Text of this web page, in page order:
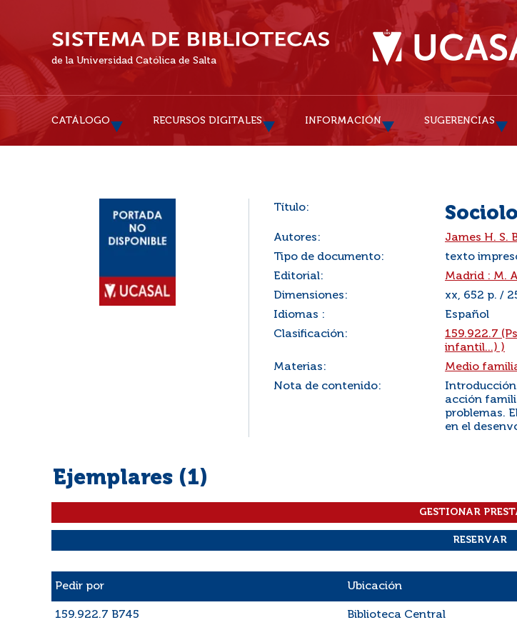
de la Universidad Católica de Salta
CATÁLOGO RECURSOS DIGITALES INFORMACIÓN SUGERENCIAS
Título:
Autores: James H. S.
Tipo de documento:
texto
Editorial:
Madrid : M.
Dimensiones:
xx, 652 p. /
Idiomas :
Español
Clasificación:
159.922.7
infantil...) )
Materias:
Medio
Nota de contenido:
acción
problemas.
en el
Ejemplares (1)
Pedir por Ubicación
159.922.7 B745 Biblioteca Central